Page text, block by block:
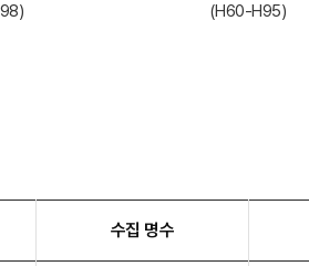
(H60-H95)
수집 명수